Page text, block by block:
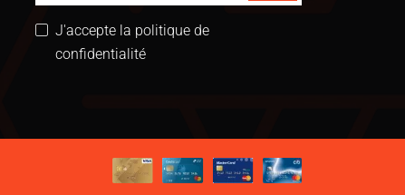
J'accepte la politique de
confidentialité